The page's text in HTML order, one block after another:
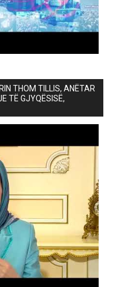
THOM TILLIS, ANËTAR
TË GJYQËSISË,